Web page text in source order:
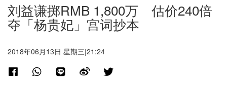
刘益谦掷RMB 1,800万 估价240倍
夺「杨贵妃」宫词抄本
2018年06月13日 星期三|21:24